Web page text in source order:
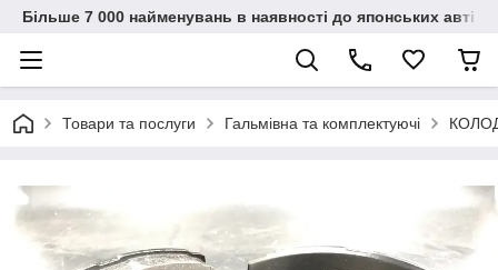
Більше 7 000 найменувань в наявності до японських
Товари та послуги Гальмівна та комплектуючі